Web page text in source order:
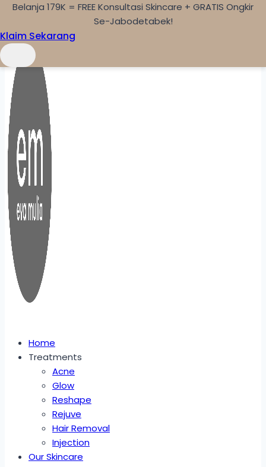
Skip to content
Home
Treatments
Acne
Glow
Reshape
Rejuve
Hair Removal
Injection
Our Skincare
Belanja 179K = FREE Konsultasi Skincare + GRATIS Ongkir
Se-Jabodetabek!
Klaim Sekarang